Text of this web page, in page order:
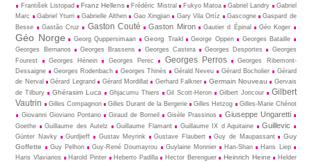
František Listopad
Franz Hellens Frédéric Mistral Fukyo Matoa Gabriel Landry
Gabriel
Marc
Gabriel Yturri Gabrielle Althen Gao Xingjian Gary Vila Ortíz Gascogne
Gaspard de
Besse
Gastão Cruz Gaston Couté Gaston Miron Gautier d Épinal Géo Koger
Géo Norge Georg Quppersimaan Georg Trakl George Oppen
Georges Bataille
Georges Bernanos
Georges Brassens Georges Castera Georges Desportes
Georges
Fourest
Georges Hénein Georges Perec Georges Perros
Georges Ribemont-
Dessaigne
Georges Rodenbach Georges Thinès Gérald Neveu Gérard Bocholier
Gérard
de Nerval
Gérard Legrand Gérard Mordillat Gerhard Falkner Germain Nouveau
Gervais
de Tilbury
Ghérasim Luca Ghjacumu Thiers Gil Scott-Heron Gilbert Joncour
Gilbert
Vautrin
Gilles Compagnon Gilles Durant de la Bergerie Gilles Hetzog
Gilles-Marie Chénot
Giovanni Gioviano Pontano
Giraud de Borneil Gisèle Prassinos Giuseppe Ungaretti
Goethe Guillaume des Autelz Guillaume Flamant Guillaume IX d Aquitaine Guillevic
Günter Navky Gurdjieff Gustav Meyrink Gustave Flaubert Guy de Maupassant
Guy
Goffette
Guy Pelhon Guy-René Dou­may­rou Guylaine Monnier Han-Shan
Hans Liep
Haris Vlavianos
Harold Pinter Heberto Padilla Hector Berenguer Heinrich Heine
Helder